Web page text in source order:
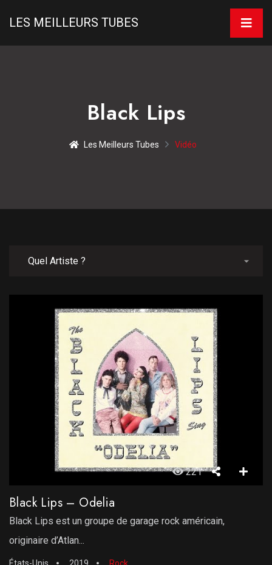
LES MEILLEURS TUBES
Black Lips
Les Meilleurs Tubes Vidéo
221
Black Lips – Odelia
Black Lips est un groupe de garage rock américain,
originaire d’Atlan...
États-Unis 2019 Rock